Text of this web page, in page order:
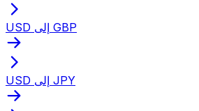
USD إلى GBP
USD إلى JPY